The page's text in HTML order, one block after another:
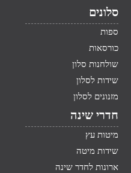
סלונים
ספות
כורסאות
שולחנות סלון
שידות לסלון
מזנונים לסלון
חדרי שינה
מיטות עץ
שידות מיטה
ארונות לחדר שינה